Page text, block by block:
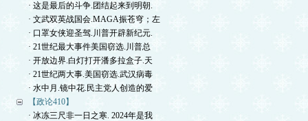
· 这是最后的斗争.团结起来到明朝.
· 文武双英战国会.MAGA振苍穹；左
· 口罩女侠迎圣驾.川普开辟新纪元.
· 21世纪最大事件美国窃选.川普总
· 开放边界.白灯打开潘多拉盒子.天
· 21世纪两大事.美国窃选.武汉病毒
· 水中月.镜中花.民主党人创造的爱
【政论410】
· 冰冻三尺非一日之寒. 2024年是我